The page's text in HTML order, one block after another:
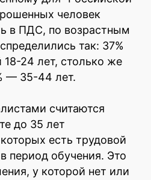
человек
в ПДС, по возрастным
так: 37%
24 лет, столько же
— 35-44 лет.
считаются
до 35 лет
есть трудовой
период обучения. Это
у которой нет или